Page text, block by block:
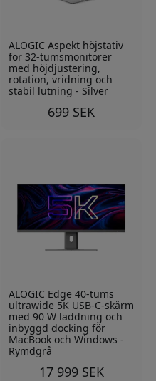
ALOGIC Aspekt höjstativ
för 32-tumsmonitorer
med höjdjustering,
rotation, vridning och
stabil lutning - Silver
699 SEK
ALOGIC Edge 40-tums
ultrawide 5K USB-C-skärm
med 90 W laddning och
inbyggd docking för
MacBook och Windows -
Rymdgrå
17 999 SEK